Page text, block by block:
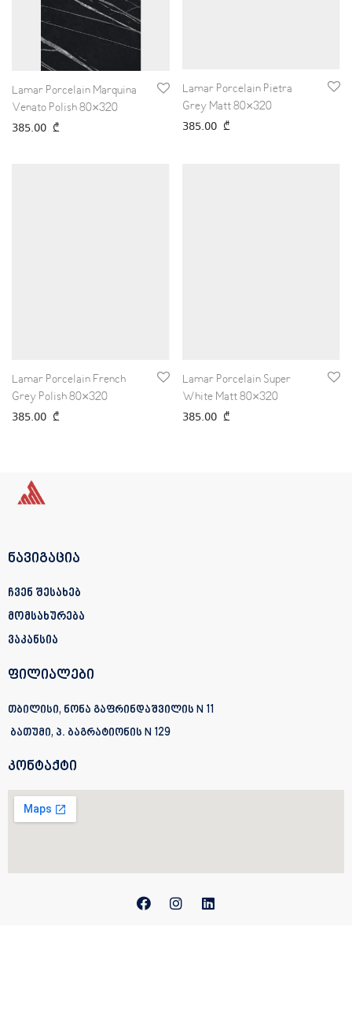
Lamar Porcelain Marquina
Venato Polish 80×320
385.00 ₾
Lamar Porcelain Pietra
Grey Matt 80×320
385.00 ₾
Lamar Porcelain French
Grey Polish 80×320
385.00 ₾
Lamar Porcelain Super
White Matt 80×320
385.00 ₾
ნავიგაცია
ჩვენ შესახებ
მომსახურება
ვაკანსია
ფილიალები
თბილისი, ნონა გაფრინდაშვილის N 11
ბათუმი, პ. ბაგრატიონის N 129
კონტაქტი